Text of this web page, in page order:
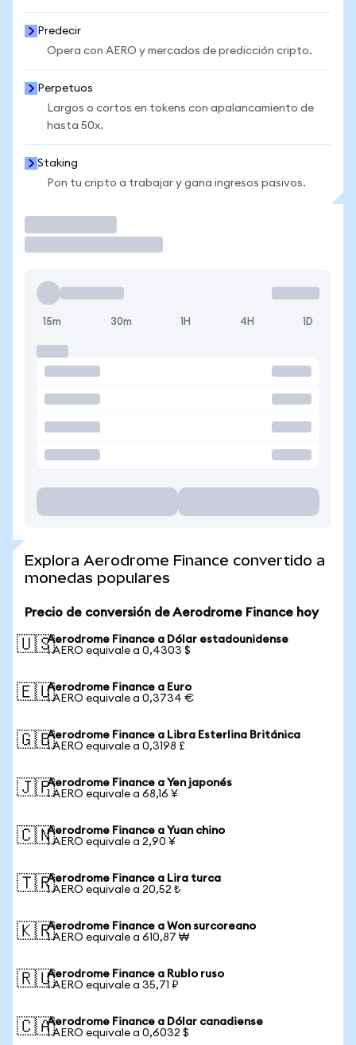
Predecir
Opera con AERO y mercados de predicción cripto.
Perpetuos
Largos o cortos en tokens con apalancamiento de
hasta 50x.
Staking
Pon tu cripto a trabajar y gana ingresos pasivos.
15m 30m 1H 4H 1D
Explora Aerodrome Finance convertido a
monedas populares
Precio de conversión de Aerodrome Finance hoy
🇺🇸Aerodrome Finance a Dólar estadounidense
1 AERO equivale a 0,4303 $
🇪🇺Aerodrome Finance a Euro
1 AERO equivale a 0,3734 €
🇬🇧Aerodrome Finance a Libra Esterlina Británica
1 AERO equivale a 0,3198 £
🇯🇵Aerodrome Finance a Yen japonés
1 AERO equivale a 68,16 ¥
🇨🇳Aerodrome Finance a Yuan chino
1 AERO equivale a 2,90 ¥
🇹🇷Aerodrome Finance a Lira turca
1 AERO equivale a 20,52 ₺
🇰🇷Aerodrome Finance a Won surcoreano
1 AERO equivale a 610,87 ₩
🇷🇺Aerodrome Finance a Rublo ruso
1 AERO equivale a 35,71 ₽
🇨🇦Aerodrome Finance a Dólar canadiense
1 AERO equivale a 0,6032 $